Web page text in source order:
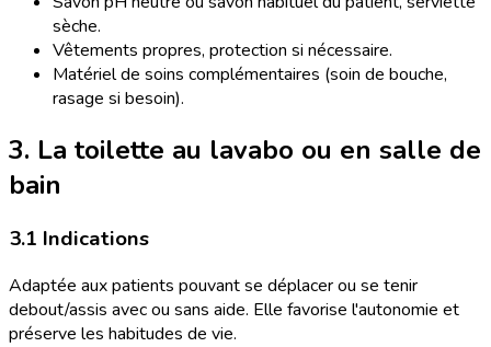
sèche.
Vêtements propres, protection si nécessaire.
Matériel de soins complémentaires (soin de bouche,
rasage si besoin).
3. La toilette au lavabo ou en salle de
bain
3.1 Indications
Adaptée aux patients pouvant se déplacer ou se tenir
debout/assis avec ou sans aide. Elle favorise l'autonomie et
préserve les habitudes de vie.